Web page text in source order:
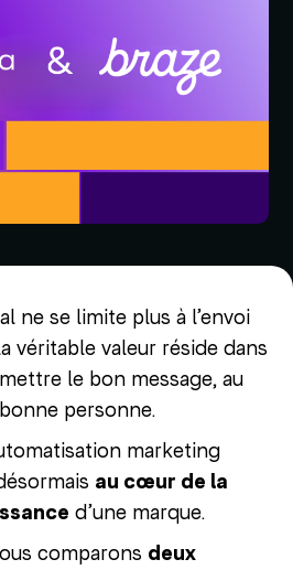
ne se limite plus à l’envoi
véritable valeur réside dans
le bon message, au
personne.
marketing
au cœur de la
d’une marque.
comparons deux